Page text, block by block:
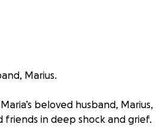
Marius.
beloved husband, Marius,
friends in deep shock and grief.